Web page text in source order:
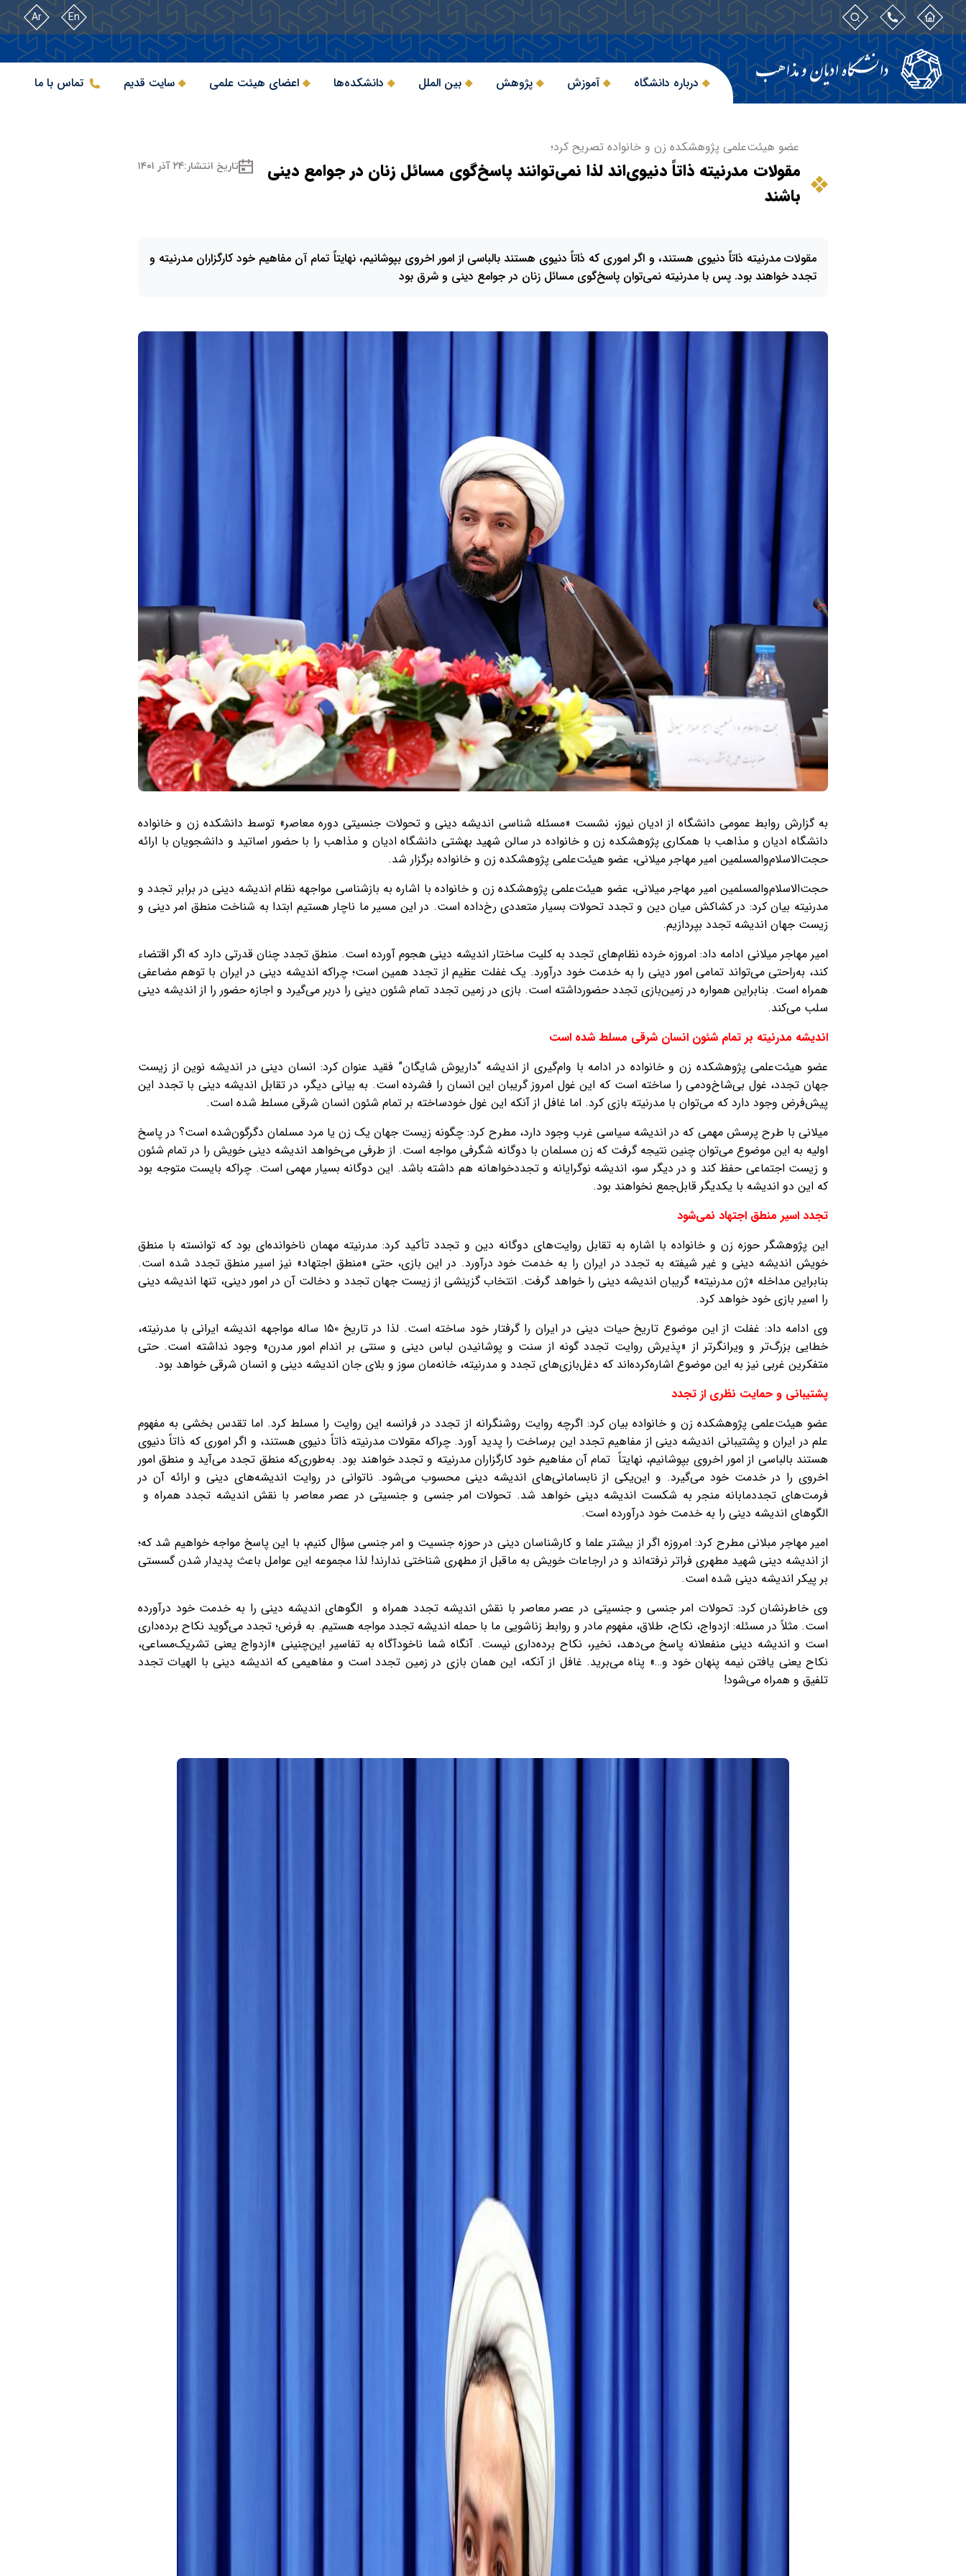
En
Ar
درباره دانشگاه آموزش پژوهش بین الملل دانشکده‌ها اعضای هیئت علمی سایت قدیم تماس با ما
عضو هیئت‌علمی پژوهشکده زن و خانواده تصریح کرد؛
مقولات مدرنیته ذاتاً دنیوی‌اند لذا نمی‌توانند پاسخ‌گوی مسائل زنان در جوامع دینی
باشند
تاریخ انتشار:۲۴ آذر ۱۴۰۱
مقولات مدرنیته ذاتاً دنیوی هستند، و اگر اموری که ذاتاً دنیوی هستند بالباسی از امور اخروی بپوشانیم، نهایتاً تمام آن مفاهیم خود کارگزاران مدرنیته و
تجدد خواهند بود. پس با مدرنیته نمی‌توان پاسخ‌گوی مسائل زنان در جوامع دینی و شرق بود
به گزارش روابط عمومی دانشگاه از ادیان نیوز، نشست «مسئله شناسی اندیشه دینی و تحولات جنسیتی دوره معاصر» توسط دانشکده زن و خانواده
دانشگاه ادیان و مذاهب با همکاری پژوهشکده زن و خانواده در سالن شهید بهشتی دانشگاه ادیان و مذاهب را با حضور اساتید و دانشجویان با ارائه
حجت‌الاسلام‌والمسلمین امیر مهاجر میلانی، عضو هیئت‌علمی پژوهشکده زن و خانواده برگزار شد.
حجت‌الاسلام‌والمسلمین امیر مهاجر میلانی، عضو هیئت‌علمی پژوهشکده زن و خانواده با اشاره به بازشناسی مواجهه نظام اندیشه دینی در برابر تجدد و
مدرنیته بیان کرد: در کشاکش میان دین و تجدد تحولات بسیار متعددی رخ‌داده است. در این مسیر ما ناچار هستیم ابتدا به شناخت منطق امر دینی و
زیست جهان اندیشه تجدد بپردازیم.
امیر مهاجر میلانی ادامه داد: امروزه خرده نظام‌های تجدد به کلیت ساختار اندیشه دینی هجوم آورده است. منطق تجدد چنان قدرتی دارد که اگر اقتضاء
کند، به‌راحتی می‌تواند تمامی امور دینی را به خدمت خود درآورد. یک غفلت عظیم از تجدد همین است؛ چراکه اندیشه دینی در ایران با توهم مضاعفی
همراه است. بنابراین همواره در زمین‌بازی تجدد حضورداشته است. بازی در زمین تجدد تمام شئون دینی را دربر می‌گیرد و اجازه حضور را از اندیشه دینی
سلب می‌کند.
اندیشه مدرنیته بر تمام شئون انسان شرقی مسلط شده است
عضو هیئت‌علمی پژوهشکده زن و خانواده در ادامه با وام‌گیری از اندیشه “داریوش شایگان” فقید عنوان کرد: انسان دینی در اندیشه نوین از زیست
جهان تجدد، غول بی‌شاخ‌و‌دمی را ساخته است که این غول امروز گریبان این انسان را فشرده است. به بیانی دیگر، در تقابل اندیشه دینی با تجدد این
پیش‌فرض وجود دارد که می‌توان با مدرنیته بازی کرد. اما غافل از آنکه این غول خودساخته بر تمام شئون انسان شرقی مسلط شده است.
میلانی با طرح پرسش مهمی که در اندیشه سیاسی غرب وجود دارد، مطرح کرد: چگونه زیست جهان یک زن یا مرد مسلمان دگرگون‌شده است؟ در پاسخ
اولیه به این موضوع می‌توان چنین نتیجه گرفت که زن مسلمان با دوگانه شگرفی مواجه است. از طرفی می‌خواهد اندیشه دینی خویش را در تمام شئون
و زیست اجتماعی حفظ کند و در دیگر سو، اندیشه نوگرایانه و تجددخواهانه هم داشته باشد. این دوگانه بسیار مهمی است. چراکه بایست متوجه بود
که این دو اندیشه با یکدیگر قابل‌جمع نخواهند بود.
تجدد اسیر منطق اجتهاد نمی‌شود
این پژوهشگر حوزه زن و خانواده با اشاره به تقابل روایت‌های دوگانه دین و تجدد تأکید کرد: مدرنیته مهمان ناخوانده‌ای بود که توانسته با منطق
خویش اندیشه دینی و غیر شیفته به تجدد در ایران را به خدمت خود درآورد. در این بازی، حتی «منطق اجتهاد» نیز اسیر منطق تجدد شده است.
بنابراین مداخله «ژن مدرنیته» گریبان اندیشه دینی را خواهد گرفت. انتخاب گزینشی از زیست جهان تجدد و دخالت آن در امور دینی، تنها اندیشه دینی
را اسیر بازی خود خواهد کرد.
وی ادامه داد: غفلت از این موضوع تاریخ حیات دینی در ایران را گرفتار خود ساخته است. لذا در تاریخ ۱۵۰ ساله مواجهه اندیشه ایرانی با مدرنیته،
خطایی بزرگ‌تر و ویرانگرتر از «پذیرش روایت تجدد گونه از سنت و پوشانیدن لباس دینی و سنتی بر اندام امور مدرن» وجود نداشته است. حتی
متفکرین غربی نیز به این موضوع اشاره‌کرده‌اند که دغل‌بازی‌های تجدد و مدرنیته، خانه‌مان سوز و بلای جان اندیشه دینی و انسان شرقی خواهد بود.
پشتیبانی و حمایت نظری از تجدد
عضو هیئت‌علمی پژوهشکده زن و خانواده بیان کرد: اگرچه روایت روشنگرانه از تجدد در فرانسه این روایت را مسلط کرد. اما تقدس بخشی به مفهوم
علم در ایران و پشتیبانی اندیشه دینی از مفاهیم تجدد این برساخت را پدید آورد. چراکه مقولات مدرنیته ذاتاً دنیوی هستند، و اگر اموری که ذاتاً دنیوی
هستند بالباسی از امور اخروی بپوشانیم، نهایتاً تمام آن مفاهیم خود کارگزاران مدرنیته و تجدد خواهند بود. به‌طوری‌که منطق تجدد می‌آید و منطق امور
اخروی را در خدمت خود می‌گیرد. و این‌یکی از نابسامانی‌های اندیشه دینی محسوب می‌شود. ناتوانی در روایت اندیشه‌های دینی و ارائه آن در
فرمت‌های تجددمابانه منجر به شکست اندیشه دینی خواهد شد. تحولات امر جنسی و جنسیتی در عصر معاصر با نقش اندیشه تجدد همراه و
الگوهای اندیشه دینی را به خدمت خود درآورده است.
امیر مهاجر مبلانی مطرح کرد: امروزه اگر از بیشتر علما و کارشناسان دینی در حوزه جنسیت و امر جنسی سؤال کنیم، با این پاسخ مواجه خواهیم شد که؛
از اندیشه دینی شهید مطهری فراتر نرفته‌اند و در ارجاعات خویش به ماقبل از مطهری شناختی ندارند! لذا مجموعه این عوامل باعث پدیدار شدن گسستی
بر پیکر اندیشه دینی شده است.
وی خاطرنشان کرد: تحولات امر جنسی و جنسیتی در عصر معاصر با نقش اندیشه تجدد همراه و الگوهای اندیشه دینی را به خدمت خود درآورده
است. مثلاً در مسئله: ازدواج، نکاح، طلاق، مفهوم مادر و روابط زناشویی ما با حمله اندیشه تجدد مواجه هستیم. به فرض؛ تجدد می‌گوید نکاح برده‌داری
است و اندیشه دینی منفعلانه پاسخ می‌دهد، نخیر، نکاح برده‌داری نیست. آنگاه شما ناخودآگاه به تفاسیر این‌چنینی «ازدواج یعنی تشریک‌مساعی،
نکاح یعنی یافتن نیمه پنهان خود و…» پناه می‌برید. غافل از آنکه، این همان بازی در زمین تجدد است و مفاهیمی که اندیشه دینی با الهیات تجدد
تلفیق و همراه می‌شود!